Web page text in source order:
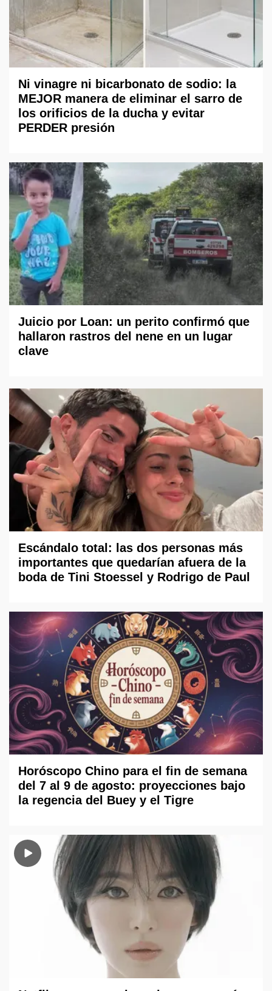
Ni vinagre ni bicarbonato de sodio: la
MEJOR manera de eliminar el sarro de
los orificios de la ducha y evitar
PERDER presión
Juicio por Loan: un perito confirmó que
hallaron rastros del nene en un lugar
clave
Escándalo total: las dos personas más
importantes que quedarían afuera de la
boda de Tini Stoessel y Rodrigo de Paul
Horóscopo Chino para el fin de semana
del 7 al 9 de agosto: proyecciones bajo
la regencia del Buey y el Tigre